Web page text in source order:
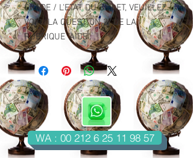
GRADE / L'ETAT DU BILLET, VEUILLEZ
VOIR "LA QUESTION 2" DE LA
RUBRIQUE "AIDE".
WA : 00 212 6 25 11 98 57